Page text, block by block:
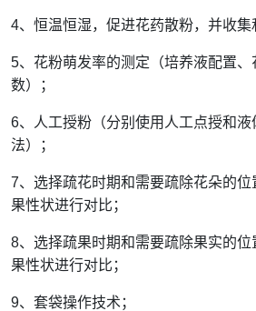
4、恒温恒湿，促进花药散粉，并收集
5、花粉萌发率的测定（培养液配置
数）；
6、人工授粉（分别使用人工点授和
法）；
7、选择疏花时期和需要疏除花朵的
果性状进行对比；
8、选择疏果时期和需要疏除果实的
果性状进行对比；
9、套袋操作技术；